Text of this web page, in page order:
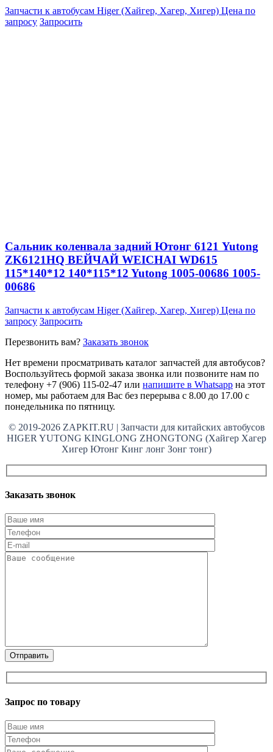
Запчасти к автобусам Higer (Хайгер, Хагер, Хигер) Цена по
запросу Запросить
Сальник коленвала задний Ютонг 6121 Yutong
ZK6121HQ ВЕЙЧАЙ WEICHAI WD615
115*140*12 140*115*12 Yutong 1005-00686 1005-
00686
Запчасти к автобусам Higer (Хайгер, Хагер, Хигер) Цена по
запросу Запросить
Перезвонить вам? Заказать звонок
Нет времени просматривать каталог запчастей для автобусов?
Воспользуйтесь формой заказа звонка или позвоните нам по
телефону +7 (906) 115-02-47 или напишите в Whatsapp на этот
номер, мы работаем для Вас без перерыва с 8.00 до 17.00 с
понедельника по пятницу.
© 2019-2026 ZAPKIT.RU | Запчасти для китайских автобусов
HIGER YUTONG KINGLONG ZHONGTONG (Хайгер Хагер
Хигер Ютонг Кинг лонг Зонг тонг)
Заказать звонок
Запрос по товару